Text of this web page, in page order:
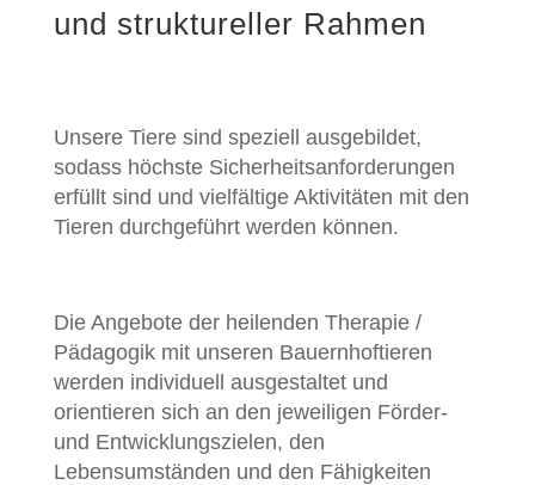
und struktureller Rahmen
Unsere Tiere sind speziell ausgebildet,
sodass höchste Sicherheitsanforderungen
erfüllt sind und vielfältige Aktivitäten mit den
Tieren durchgeführt werden können.
Die Angebote der heilenden Therapie /
Pädagogik mit unseren Bauernhoftieren
werden individuell ausgestaltet und
orientieren sich an den jeweiligen Förder-
und Entwicklungszielen, den
Lebensumständen und den Fähigkeiten